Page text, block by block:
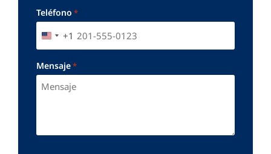
Teléfono *
UNITED STATES +1
+1
Mensaje*